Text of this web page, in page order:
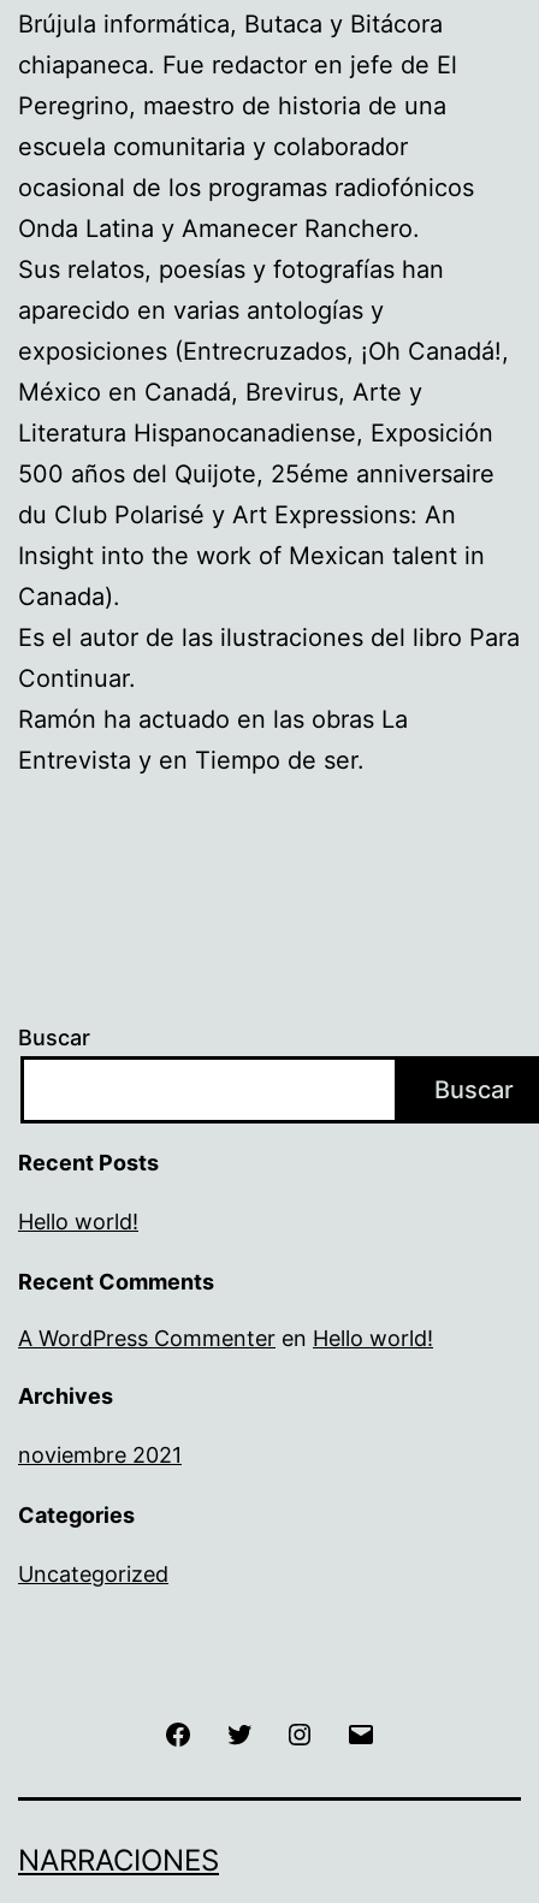
Brújula informática, Butaca y Bitácora
chiapaneca. Fue redactor en jefe de El
Peregrino, maestro de historia de una
escuela comunitaria y colaborador
ocasional de los programas radiofónicos
Onda Latina y Amanecer Ranchero.
Sus relatos, poesías y fotografías han
aparecido en varias antologías y
exposiciones (Entrecruzados, ¡Oh Canadá!,
México en Canadá, Brevirus, Arte y
Literatura Hispanocanadiense, Exposición
500 años del Quijote, 25éme anniversaire
du Club Polarisé y Art Expressions: An
Insight into the work of Mexican talent in
Canada).
Es el autor de las ilustraciones del libro Para
Continuar.
Ramón ha actuado en las obras La
Entrevista y en Tiempo de ser.
Buscar
Buscar
Recent Posts
Hello world!
Recent Comments
A WordPress Commenter en Hello world!
Archives
noviembre 2021
Categories
Uncategorized
FacebookTwitter Instagram
NARRACIONES